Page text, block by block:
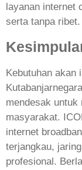
layanan internet
serta tanpa ribet.
Kebutuhan akan
mendesak untuk
masyarakat.
internet
terjangkau,
profesional.